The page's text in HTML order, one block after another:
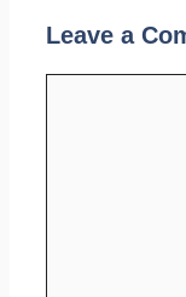
Leave a